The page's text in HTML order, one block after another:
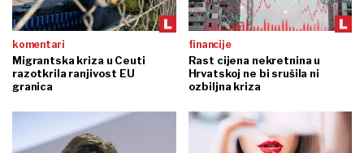
komentari
Migrantska kriza u Ceuti
razotkrila ranjivost EU
granica
financije
Rast cijena nekretnina u
Hrvatskoj ne bi srušila ni
ozbiljna kriza